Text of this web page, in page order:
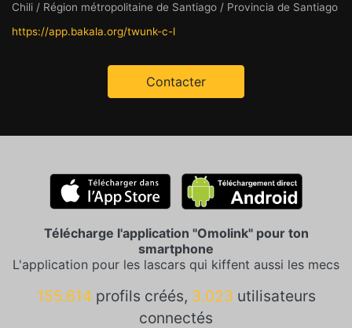
Chili / Région métropolitaine de Santiago / Provincia de Santiago
https://app.bakala.org/twunk-c-l
Contacter
Télécharge l'application "Omolink" pour ton
smartphone
L'application pour les lascars qui kiffent aussi les mecs
155.614profils créés, 3.023 utilisateurs
connectés